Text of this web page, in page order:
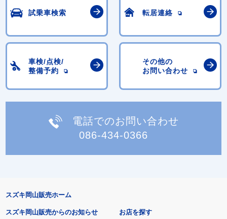
試乗車検索 転居連絡
車検/点検/
整備予約
その他の
お問い合わせ
電話でのお問い合わせ
086-434-0366
スズキ岡山販売ホーム
スズキ岡山販売からのお知らせ お店を探す